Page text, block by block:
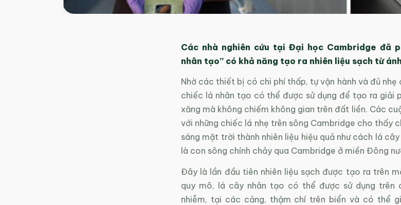
Các nhà nghiên cứu tại Đại học Cambridge đã
nhân tạo” có khả năng tạo ra nhiên liệu sạch từ
Nhờ các thiết bị có chi phí thấp, tự vận hành và đủ nhẹ
chiếc lá nhân tạo có thể được sử dụng để tạo ra giải
xăng mà không chiếm không gian trên đất liền. Các
với những chiếc lá nhẹ trên sông Cambridge cho thấy
sáng mặt trời thành nhiên liệu hiệu quả như cách lá
là con sông chính chảy qua Cambridge ở miền Đông
Đây là lần đầu tiên nhiên liệu sạch được tạo ra trên
quy mô, lá cây nhân tạo có thể được sử dụng trên
nhiễm, tại các cảng, thậm chí trên biển và có thể